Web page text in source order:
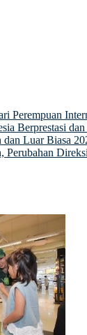
Perempuan
Berprestasi
dan Luar Biasa
Perubahan